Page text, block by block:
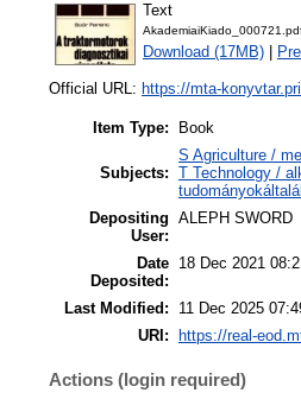
Text
Download (17MB)
Official URL: https://mta-
Item Type: Book
Subjects:
S Agriculture /
T Technology /
Depositing
User:
ALEPH SWORD
Date
Deposited:
18 Dec 2021
Last Modified:
11 Dec 2025
URI:
https://real-
Actions (login required)